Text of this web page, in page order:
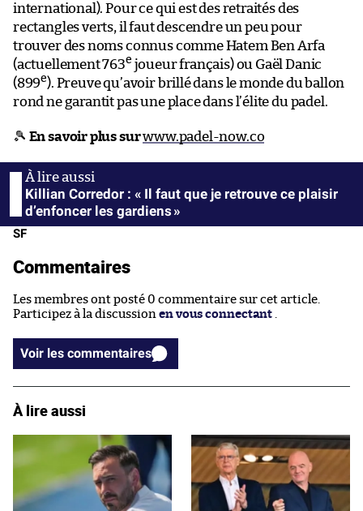
international). Pour ce qui est des retraités des
rectangles verts, il faut descendre un peu pour
trouver des noms connus comme Hatem Ben Arfa
(actuellement 763e joueur français) ou Gaël Danic
(899e). Preuve qu’avoir brillé dans le monde du ballon
rond ne garantit pas une place dans l’élite du padel.
🎾 En savoir plus surwww.padel-now.co
Killian Corredor : « Il faut que je retrouve ce plaisir
d’enfoncer les gardiens »
SF
Commentaires
Les membres ont posté 0 commentaire sur cet article.
Participez à la discussion en vous connectant
Voir les commentaires
À lire aussi